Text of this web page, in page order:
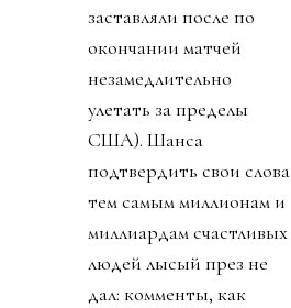
заставляли после по
окончании матчей
незамедлительно
улетать за пределы
США). Шанса
подтвердить свои слова
тем самым миллионам и
миллиардам счастливых
людей лысый през не
дал: комменты, как